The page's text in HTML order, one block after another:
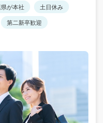
が本社
土日休み
第二新卒歓迎